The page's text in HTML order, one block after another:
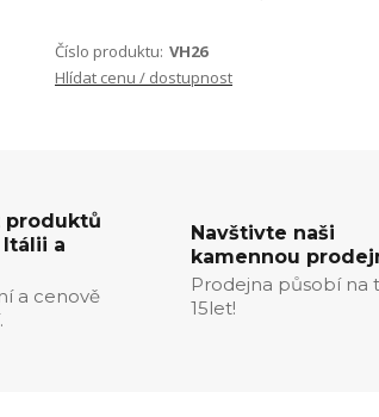
Číslo produktu: VH26
Hlídat cenu / dostupnost
produktů
a
a cenově
Navštivte naši
kamennou
Prodejna působí na
15let!